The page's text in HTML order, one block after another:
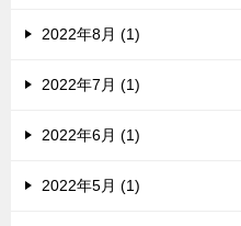
2022年8月 (1)
2022年7月 (1)
2022年6月 (1)
2022年5月 (1)